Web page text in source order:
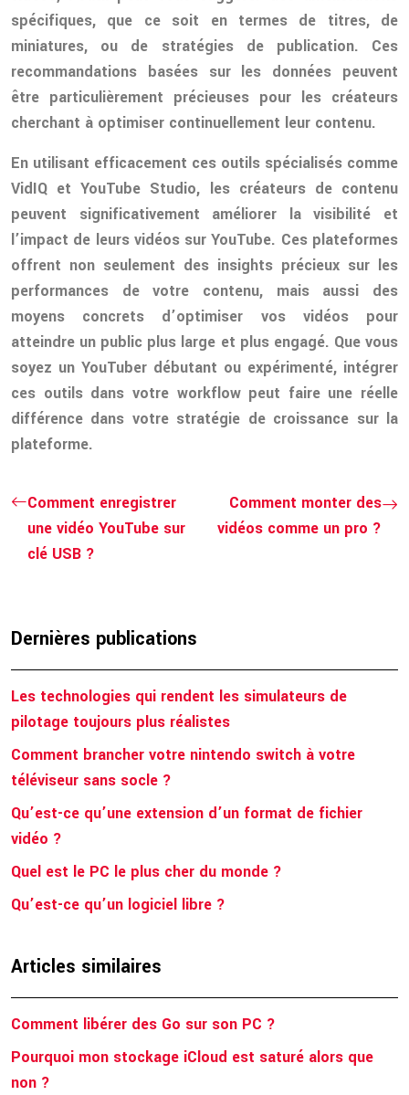
spécifiques, que ce soit en termes de titres, de
miniatures, ou de stratégies de publication. Ces
recommandations basées sur les données peuvent
être particulièrement précieuses pour les créateurs
cherchant à optimiser continuellement leur contenu.
En utilisant efficacement ces outils spécialisés comme
VidIQ et YouTube Studio, les créateurs de contenu
peuvent significativement améliorer la visibilité et
l’impact de leurs vidéos sur YouTube. Ces plateformes
offrent non seulement des insights précieux sur les
performances de votre contenu, mais aussi des
moyens concrets d’optimiser vos vidéos pour
atteindre un public plus large et plus engagé. Que vous
soyez un YouTuber débutant ou expérimenté, intégrer
ces outils dans votre workflow peut faire une réelle
différence dans votre stratégie de croissance sur la
plateforme.
Comment enregistrer
une vidéo YouTube sur
clé USB ?
Comment monter des
vidéos comme un pro ?
Dernières publications
Les technologies qui rendent les simulateurs de
pilotage toujours plus réalistes
Comment brancher votre nintendo switch à votre
téléviseur sans socle ?
Qu’est-ce qu’une extension d’un format de fichier
vidéo ?
Quel est le PC le plus cher du monde ?
Qu’est-ce qu’un logiciel libre ?
Articles similaires
Comment libérer des Go sur son PC ?
Pourquoi mon stockage iCloud est saturé alors que
non ?